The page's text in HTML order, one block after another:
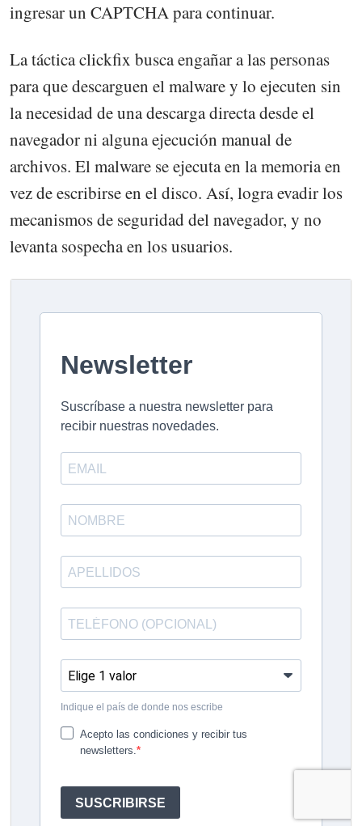
ingresar un CAPTCHA para continuar.
La táctica clickfix busca engañar a las personas
para que descarguen el malware y lo ejecuten sin
la necesidad de una descarga directa desde el
navegador ni alguna ejecución manual de
archivos. El malware se ejecuta en la memoria en
vez de escribirse en el disco. Así, logra evadir los
mecanismos de seguridad del navegador, y no
levanta sospecha en los usuarios.